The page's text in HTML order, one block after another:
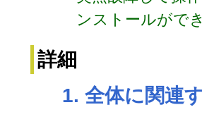
ンストールがで
詳細
1. 全体に関連